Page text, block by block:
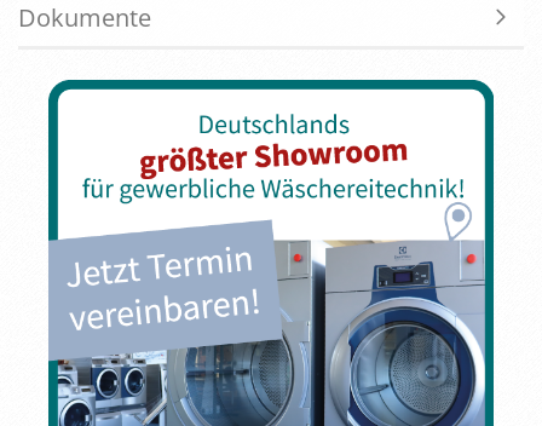
Dokumente